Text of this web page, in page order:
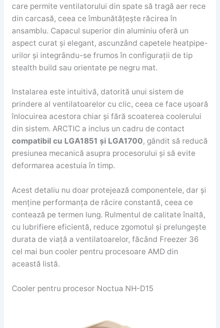
care permite ventilatorului din spate să tragă aer rece
din carcasă, ceea ce îmbunătățește răcirea în
ansamblu. Capacul superior din aluminiu oferă un
aspect curat și elegant, ascunzând capetele heatpipe-
urilor și integrându-se frumos în configurații de tip
stealth build sau orientate pe negru mat.
Instalarea este intuitivă, datorită unui sistem de
prindere al ventilatoarelor cu clic, ceea ce face ușoară
înlocuirea acestora chiar și fără scoaterea coolerului
din sistem. ARCTIC a inclus un cadru de contact
compatibil cu LGA1851 și LGA1700, gândit să reducă
presiunea mecanică asupra procesorului și să evite
deformarea acestuia în timp.
Acest detaliu nu doar protejează componentele, dar și
menține performanța de răcire constantă, ceea ce
contează pe termen lung. Rulmentul de calitate înaltă,
cu lubrifiere eficientă, reduce zgomotul și prelungește
durata de viață a ventilatoarelor, făcând Freezer 36
cel mai bun cooler pentru procesoare AMD din
această listă.
Cooler pentru procesor Noctua NH-D15